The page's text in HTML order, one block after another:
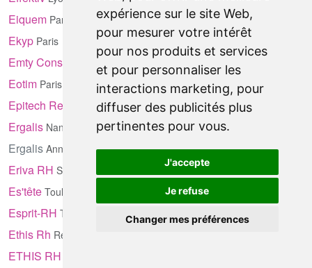
expérience sur le site Web,
pour mesurer votre intérêt
pour nos produits et services
et pour personnaliser les
interactions marketing, pour
diffuser des publicités plus
pertinentes pour vous.
J'accepte
Je refuse
Changer mes préférences
Eiquem Paris
Ekyp Paris
Emty Consulting Paris
Eotim Paris
Epitech RecrutementLyon
Ergalis Nancy
Ergalis Annecy
Eriva RH Saint-Étienne
Es'tête Toulouse
Esprit-RH Toulouse
Ethis Rh Rennes
ETHIS RH